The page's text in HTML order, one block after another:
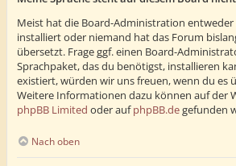
Meist hat die Board-Administration entweder
installiert oder niemand hat das Forum
übersetzt. Frage ggf. einen Board-
Sprachpaket, das du benötigst, installieren
existiert, würden wir uns freuen, wenn du es
Weitere Informationen dazu können auf der
phpBB Limited oder aufphpBB.degefunden
Nach oben